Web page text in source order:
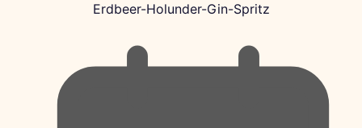
Erdbeer-Holunder-Gin-Spritz